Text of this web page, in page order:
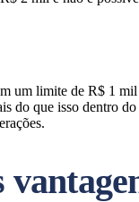
um limite de R$ 1 mil
do que isso dentro